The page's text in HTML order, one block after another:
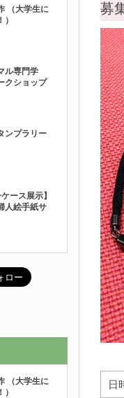
募
日
（大学生に
ル専門学
クショップ
ンプラリー
ース展示】
人絵手紙サ
（大学生に